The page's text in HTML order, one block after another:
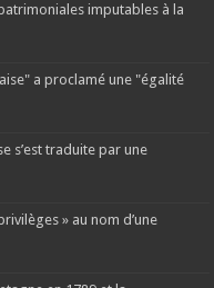
imputables à la
a proclamé une "égalité
s’est traduite par une
» au nom d’une